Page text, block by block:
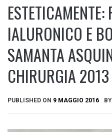
IALURONICO E
SAMANTA
CHIRURGIA
PUBLISHED ON 9 MAGGIO 2016 BY